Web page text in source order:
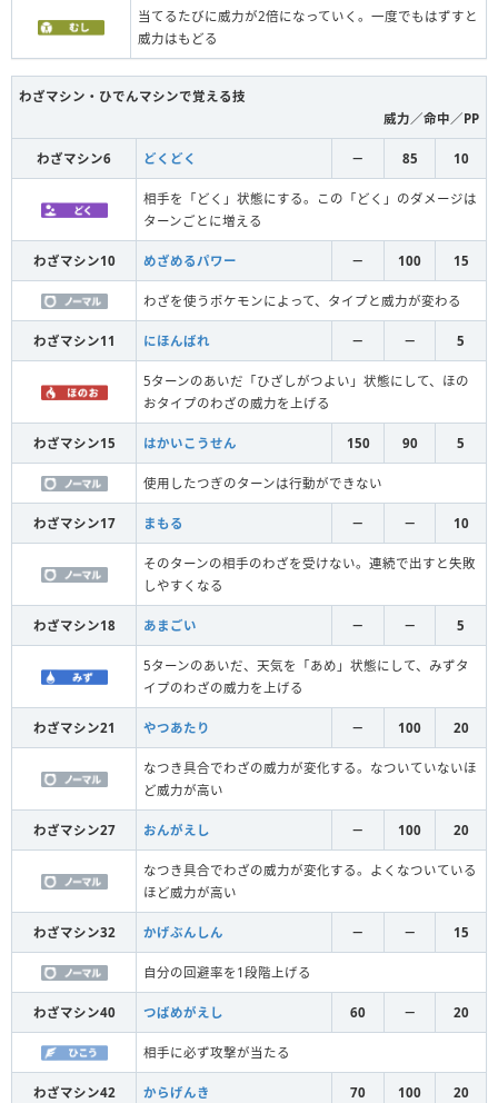
当てるたびに威力が2倍になっていく。一度でもはずすと
威力はもどる
わざマシン・ひでんマシンで覚える技
威力／命中／PP
わざマシン6 どくどく － 85 10
相手を「どく」状態にする。この「どく」のダメージは
ターンごとに増える
わざマシン10 めざめるパワー － 100 15
わざを使うポケモンによって、タイプと威力が変わる
わざマシン11 にほんばれ － － 5
5ターンのあいだ「ひざしがつよい」状態にして、ほの
おタイプのわざの威力を上げる
わざマシン15 はかいこうせん 150 90 5
使用したつぎのターンは行動ができない
わざマシン17 まもる － － 10
そのターンの相手のわざを受けない。連続で出すと失敗
しやすくなる
わざマシン18 あまごい － － 5
5ターンのあいだ、天気を「あめ」状態にして、みずタ
イプのわざの威力を上げる
わざマシン21 やつあたり － 100 20
なつき具合でわざの威力が変化する。なついていないほ
ど威力が高い
わざマシン27 おんがえし － 100 20
なつき具合でわざの威力が変化する。よくなついている
ほど威力が高い
わざマシン32 かげぶんしん － － 15
自分の回避率を1段階上げる
わざマシン40 つばめがえし 60 － 20
相手に必ず攻撃が当たる
わざマシン42 からげんき 70 100 20